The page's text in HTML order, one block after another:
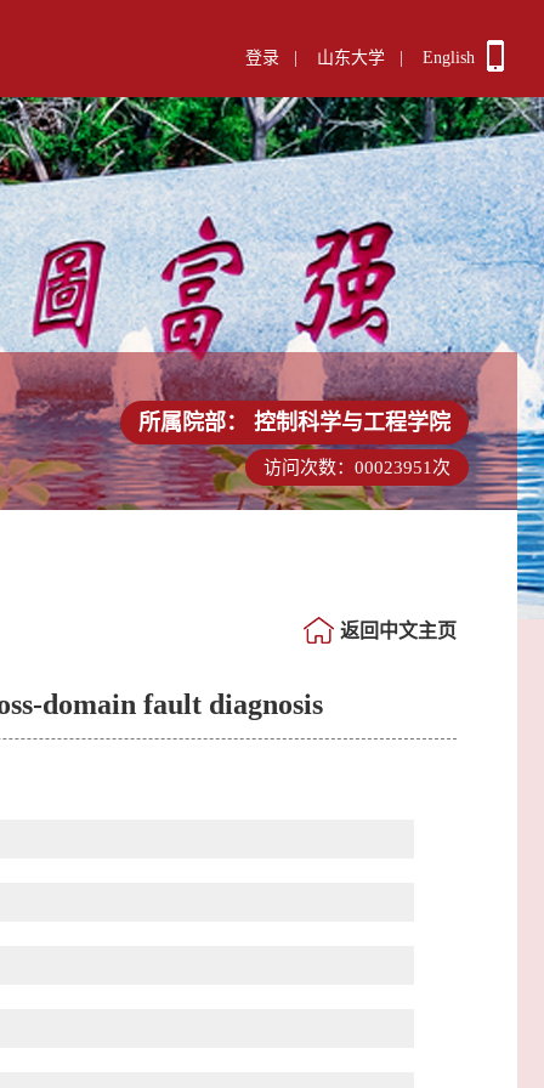
登录 山东大学 English
所属院部： 控制科学与工程学院
访问次数： 00023951 次
返回中文主页
domain fault diagnosis